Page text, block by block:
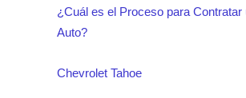
¿Cuál es el Proceso para Contratar
Auto?
Chevrolet Tahoe